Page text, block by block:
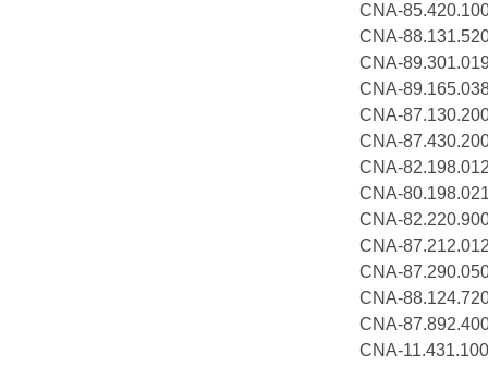
CNA-
CNA-
CNA-
CNA-
CNA-
CNA-
CNA-
CNA-
CNA-
CNA-
CNA-
CNA-
CNA-
CNA-